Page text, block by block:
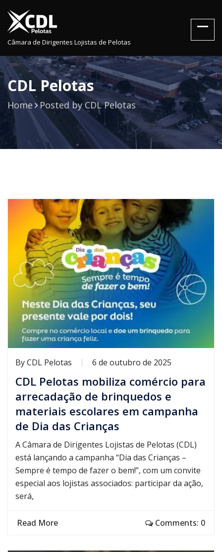
Câmara de Dirigentes Lojistas de Pelotas
CDL Pelotas
Home Posted by CDL Pelotas
ByCDL Pelotas 6 de outubro de 2025
CDL Pelotas mobiliza comércio para
arrecadação de brinquedos e
materiais escolares em campanha
de Dia das Crianças
A Câmara de Dirigentes Lojistas de Pelotas (CDL)
está lançando a campanha “Dia das Crianças –
Sempre é tempo de fazer o bem!”, com um convite
especial aos lojistas associados: participar da ação,
será,
Read More Comments: 0